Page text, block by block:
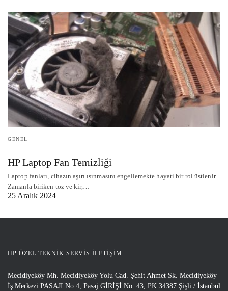
GENEL
HP Laptop Fan Temizliği
Laptop fanları, cihazın aşırı ısınmasını engellemekte hayati bir rol üstlenir.
Zamanla biriken toz ve kir,…
25 Aralık 2024
HP ÖZEL TEKNIK SERVIS İLETIŞIM
Mecidiyeköy Mh. Mecidiyeköy Yolu Cad. Şehit Ahmet Sk. Mecidiyeköy
İş Merkezi PASAJI No 4, Pasaj GİRİŞİ No: 43, PK.34387 Şişli / İstanbul